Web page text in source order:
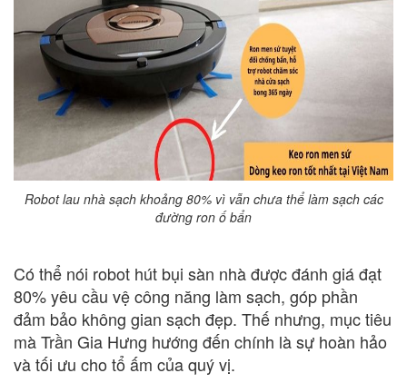
Robot lau nhà sạch khoảng 80% vì vẫn chưa thể làm sạch các
đường ron ố bẩn
Có thể nói robot hút bụi sàn nhà được đánh giá đạt
80% yêu cầu vệ công năng làm sạch, góp phần
đảm bảo không gian sạch đẹp. Thế nhưng, mục tiêu
mà Trần Gia Hưng hướng đến chính là sự hoàn hảo
và tối ưu cho tổ ấm của quý vị.